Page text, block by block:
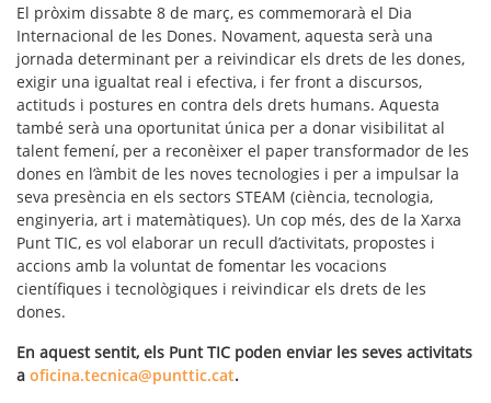
El pròxim dissabte 8 de març, es commemorarà el Dia
Internacional de les Dones. Novament, aquesta serà una
jornada determinant per a reivindicar els drets de les dones,
exigir una igualtat real i efectiva, i fer front a discursos,
actituds i postures en contra dels drets humans. Aquesta
també serà una oportunitat única per a donar visibilitat al
talent femení, per a reconèixer el paper transformador de les
dones en l’àmbit de les noves tecnologies i per a impulsar la
seva presència en els sectors STEAM (ciència, tecnologia,
enginyeria, art i matemàtiques). Un cop més, des de la Xarxa
Punt TIC, es vol elaborar un recull d’activitats, propostes i
accions amb la voluntat de fomentar les vocacions
científiques i tecnològiques i reivindicar els drets de les
dones.
En aquest sentit, els Punt TIC poden enviar les seves activitats
a oficina.tecnica@punttic.cat.